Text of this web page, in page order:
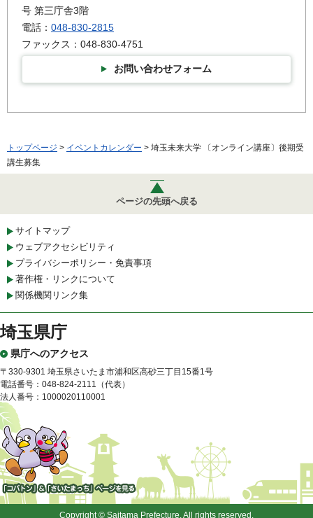
号 第三庁舎3階
電話： 048-830-2815
ファックス：048-830-4751
お問い合わせフォーム
トップページ > イベントカレンダー > 埼玉未来大学 〔オンライン講座〕後期受
講生募集
ページの先頭へ戻る
サイトマップ
ウェブアクセシビリティ
プライバシーポリシー・免責事項
著作権・リンクについて
関係機関リンク集
埼玉県庁
県庁へのアクセス
〒330-9301 埼玉県さいたま市浦和区高砂三丁目15番1号
電話番号：048-824-2111（代表）
法人番号：1000020110001
「コバトン」&「さいたまっ
Copyright © Saitama Prefecture. All rights reserved.